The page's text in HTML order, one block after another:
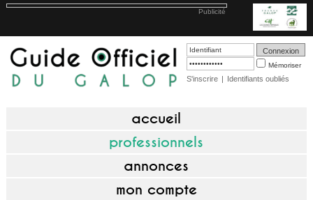
Publicité
Mémoriser
S'inscrire | Identifiants oubliés
accueil
professionnels
annonces
mon compte